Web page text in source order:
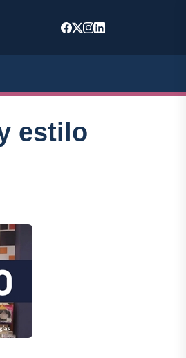
estilo